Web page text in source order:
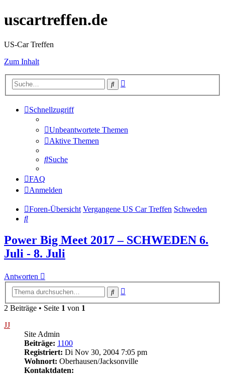
uscartreffen.de
US-Car Treffen
Zum Inhalt
Suche
Schnellzugriff
Unbeantwortete Themen
Aktive Themen
Suche
FAQ
Anmelden
Foren-Übersicht Vergangene US Car Treffen Schweden
Suche
Power Big Meet 2017 – SCHWEDEN 6.
Juli - 8. Juli
Antworten
Suche
2 Beiträge • Seite 1 von 1
JJ
Site Admin
Beiträge: 1100
Registriert: Di Nov 30, 2004 7:05 pm
Wohnort: Oberhausen/Jacksonville
Kontaktdaten: